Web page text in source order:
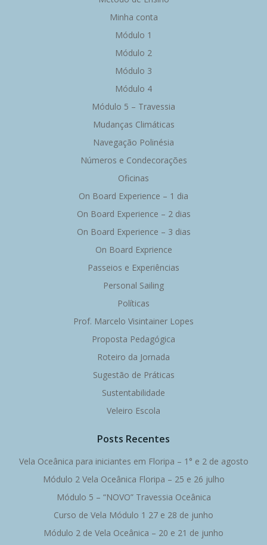
Minha conta
Módulo 1
Módulo 2
Módulo 3
Módulo 4
Módulo 5 – Travessia
Mudanças Climáticas
Navegação Polinésia
Números e Condecorações
Oficinas
On Board Experience – 1 dia
On Board Experience – 2 dias
On Board Experience – 3 dias
On Board Exprience
Passeios e Experiências
Personal Sailing
Políticas
Prof. Marcelo Visintainer Lopes
Proposta Pedagógica
Roteiro da Jornada
Sugestão de Práticas
Sustentabilidade
Veleiro Escola
Posts Recentes
Vela Oceânica para iniciantes em Floripa – 1° e 2 de agosto
Módulo 2 Vela Oceânica Floripa – 25 e 26 julho
Módulo 5 – “NOVO” Travessia Oceânica
Curso de Vela Módulo 1 27 e 28 de junho
Módulo 2 de Vela Oceânica – 20 e 21 de junho